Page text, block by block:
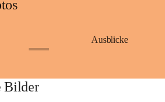
Ausblicke
Bilder